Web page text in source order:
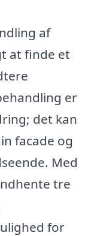
af
at finde et
er
det kan
facade og
Med
tre
for